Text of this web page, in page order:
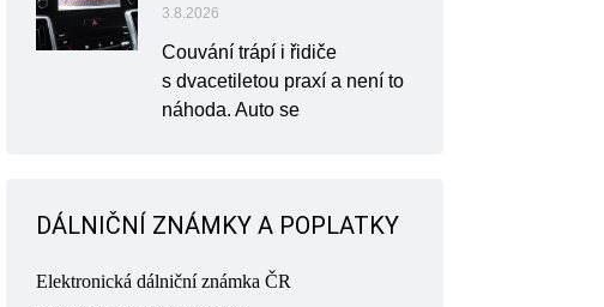
3.8.2026
Couvání trápí i řidiče
s dvacetiletou praxí a není to
náhoda. Auto se
DÁLNIČNÍ ZNÁMKY A POPLATKY
Elektronická dálniční známka ČR